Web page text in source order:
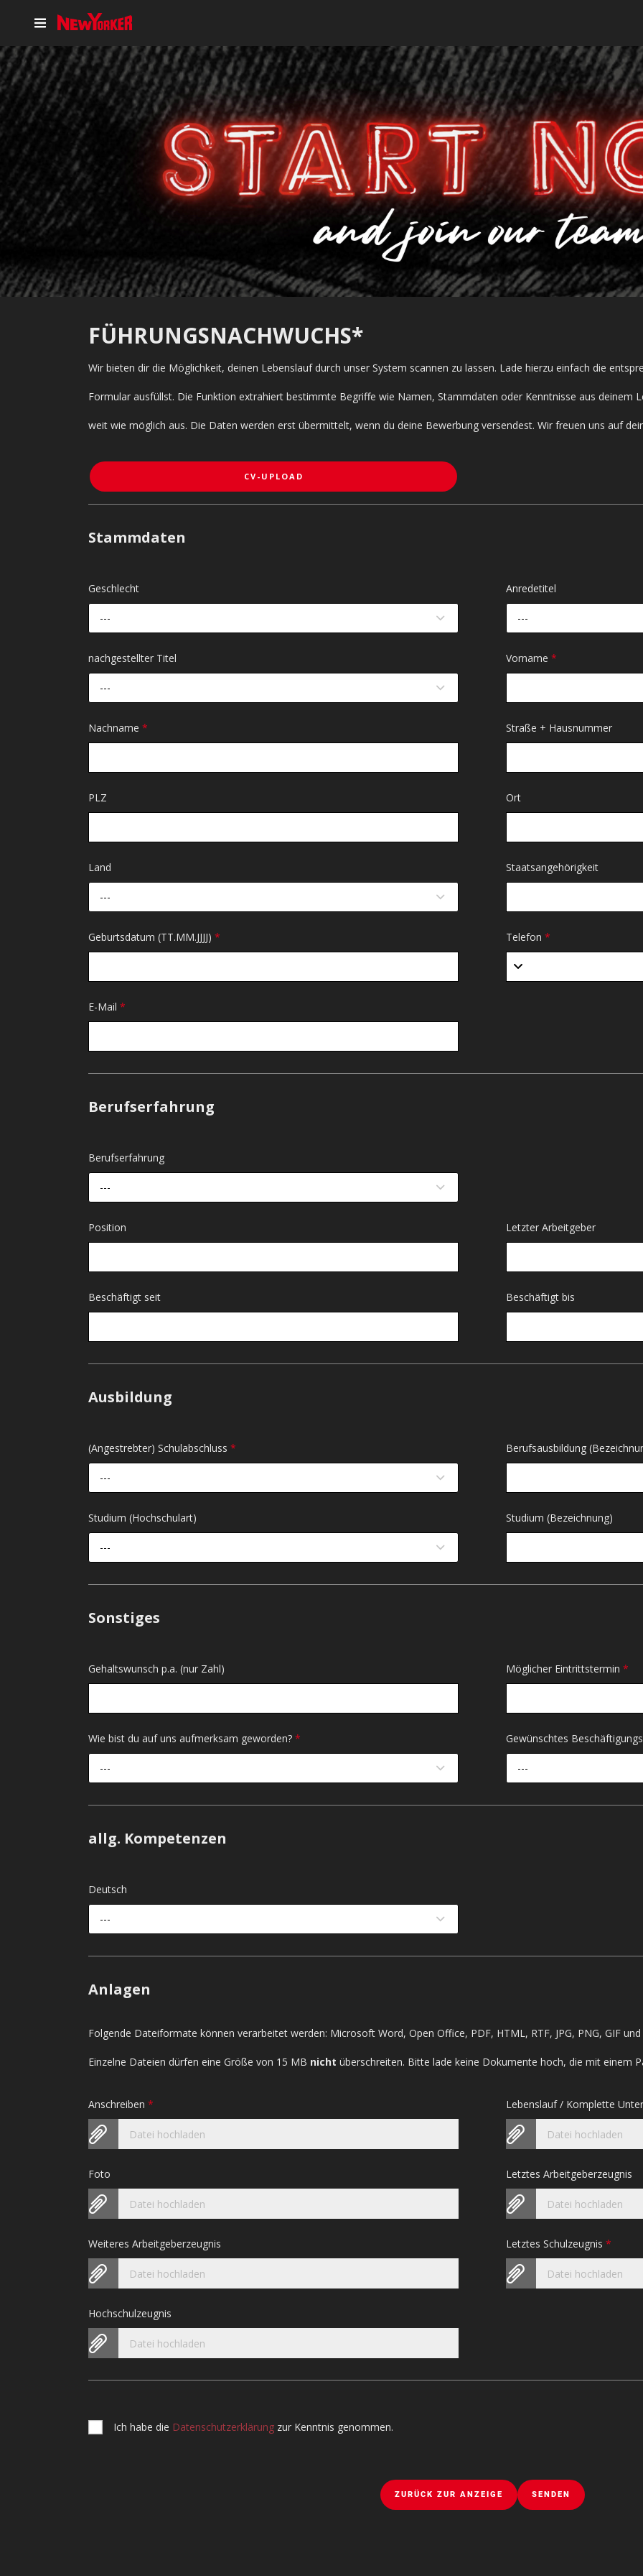
FÜHRUNGSNACHWUCHS*
Wir bieten dir die Möglichkeit, deinen Lebenslauf durch unser System scannen zu lassen. Lade hierzu einfach die
Formular ausfüllst. Die Funktion extrahiert bestimmte Begriffe wie Namen, Stammdaten oder Kenntnisse aus deinem
weit wie möglich aus. Die Daten werden erst übermittelt, wenn du deine Bewerbung versendest. Wir freuen uns auf
CV-UPLOAD
Stammdaten
Geschlecht
---
Anredetitel
---
nachgestellter Titel
---
Vorname *
Nachname * Straße + Hausnummer
PLZ Ort
Land
---
Staatsangehörigkeit
Geburtsdatum (TT.MM.JJJJ) * Telefon *
E-Mail *
Berufserfahrung
Berufserfahrung
---
Position Letzter Arbeitgeber
Beschäftigt seit Beschäftigt bis
Ausbildung
(Angestrebter) Schulabschluss *
---
Berufsausbildung
Studium (Hochschulart)
---
Studium (Bezeichnung)
Sonstiges
Gehaltswunsch p.a. (nur Zahl) Möglicher Eintrittstermin *
Wie bist du auf uns aufmerksam geworden? *
---
Gewünschtes
---
allg. Kompetenzen
Deutsch
---
Anlagen
Folgende Dateiformate können verarbeitet werden: Microsoft Word, Open Office, PDF, HTML, RTF, JPG, PNG, GIF
Einzelne Dateien dürfen eine Größe von 15 MB nicht überschreiten. Bitte lade keine Dokumente hoch, die mit einem
Anschreiben *
Datei hochladen
Lebenslauf / Komplette
Datei hochladen
Foto
Datei hochladen
Letztes Arbeitgeberzeugnis
Datei hochladen
Weiteres Arbeitgeberzeugnis
Datei hochladen
Letztes Schulzeugnis *
Datei hochladen
Hochschulzeugnis
Datei hochladen
Ich habe die Datenschutzerklärung zur Kenntnis genommen.
ZURÜCK ZUR ANZEIGE SENDEN